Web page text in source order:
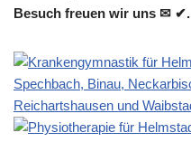
Besuch freuen wir uns ✉ ✔.